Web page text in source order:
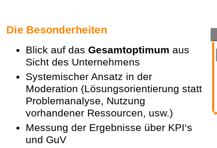
Die Besonderheiten
Blick auf das Gesamtoptimum aus
Sicht des Unternehmens
Systemischer Ansatz in der
Moderation (Lösungsorientierung statt
Problemanalyse, Nutzung
vorhandener Ressourcen, usw.)
Messung der Ergebnisse über KPI‘s
und GuV